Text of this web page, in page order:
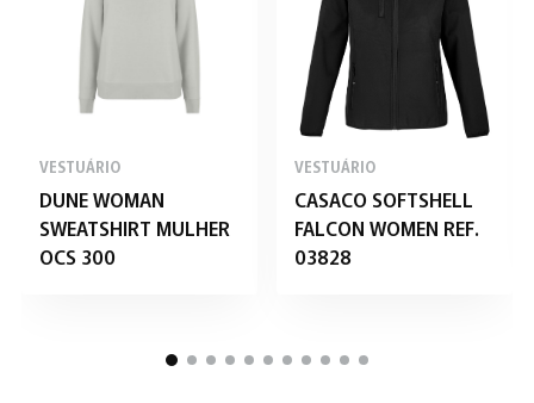
VESTUÁRIO
DUNE WOMAN
SWEATSHIRT MULHER
OCS 300
VESTUÁRIO
CASACO SOFTSHELL
FALCON WOMEN REF.
03828